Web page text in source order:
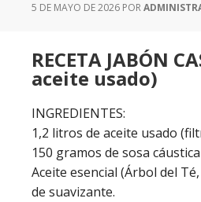
5 DE MAYO DE 2026 POR
RECETA JABÓN
aceite usado)
INGREDIENTES:
1,2 litros de aceite usado
150 gramos de sosa cáustica
Aceite esencial (Árbol del
de suavizante.